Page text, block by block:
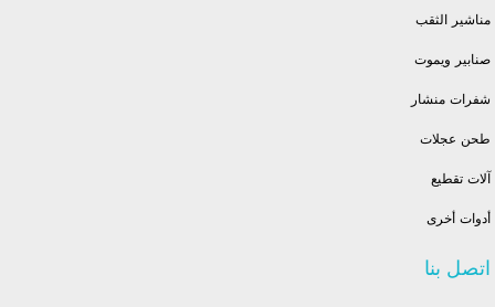
مناشير الثقب
صنابير ويموت
شفرات منشار
طحن عجلات
آلات تقطيع
أدوات أخرى
اتصل بنا